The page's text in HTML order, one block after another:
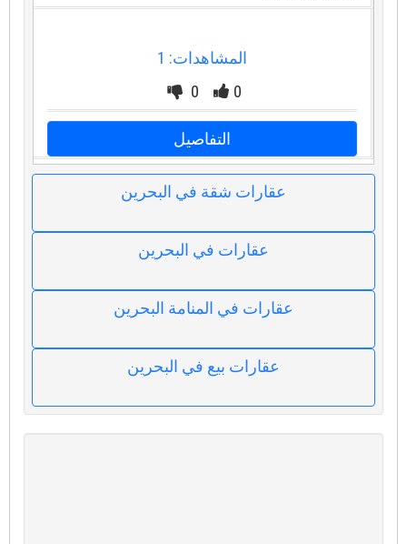
المشاهدات: 1
0
0
التفاصيل
عقارات شقة في البحرين
عقارات في البحرين
عقارات في المنامة البحرين
عقارات بيع في البحرين